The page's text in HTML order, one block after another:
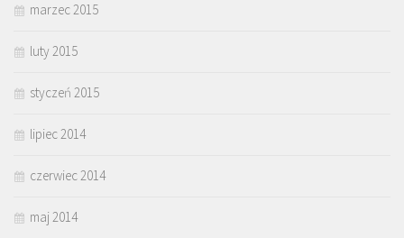
marzec 2015
luty 2015
styczeń 2015
lipiec 2014
czerwiec 2014
maj 2014